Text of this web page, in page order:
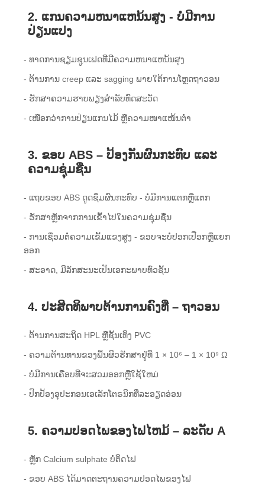
2. ແກນຄວາມຫນາແຫນ້ນສູງ - ບໍ່ມີການ
ປ່ຽນແປງ
- ທາດການຊຽມຊູນເຟດທີ່ມີຄວາມຫນາແຫນ້ນສູງ
- ຕ້ານການ creep ແລະ sagging ພາຍໃຕ້ການໂຫຼດຖາວອນ
- ຮັກສາຄວາມຮາບພຽງສໍາລັບທົດສະວັດ
- ເໜືອກວ່າການປ່ຽນແກນໄມ້ ຫຼືຄວາມໜາແໜ້ນຕໍ່າ
3. ຂອບ ABS – ປ້ອງກັນຜົນກະທົບ ແລະ
ຄວາມຊຸ່ມຊື່ນ
- ແຖບຂອບ ABS ດູດຊຶມຜົນກະທົບ - ບໍ່ມີການແຕກຫຼືແຕກ
- ຮັກສາຫຼັກຈາກການເຂົ້າໄປໃນຄວາມຊຸ່ມຊື່ນ
- ການ​ເຊື່ອມ​ຕໍ່​ຄວາມ​ເຂັ້ມ​ແຂງ​ສູງ - ຂອບ​ຈະ​ບໍ່​ປອກ​ເປືອກ​ຫຼື​ແຍກ​
ອອກ​
- ສະອາດ, ມີລັກສະນະເປັນເອກະພາບທົ່ວຊັ້ນ
4. ປະສິດທິພາບຕ້ານການຄົງທີ່ – ຖາວອນ
- ຕ້ານການສະຖິດ HPL ຫຼືຊັ້ນເທິງ PVC
- ຄວາມຕ້ານທານຂອງພື້ນຜິວຮັກສາຢູ່ທີ່ 1 × 10⁶ – 1 × 10⁹ Ω
- ບໍ່​ມີ​ການ​ເຄືອບ​ທີ່​ຈະ​ສວມ​ອອກ​ຫຼື​ໃຊ້​ໃຫມ່​
- ປົກປ້ອງອຸປະກອນເອເລັກໂຕຣນິກທີ່ລະອຽດອ່ອນ
5. ຄວາມປອດໄພຂອງໄຟໄຫມ້ – ລະດັບ A
- ຫຼັກ Calcium sulphate ບໍ່ຕິດໄຟ
- ຂອບ ABS ໄດ້ມາດຕະຖານຄວາມປອດໄພຂອງໄຟ